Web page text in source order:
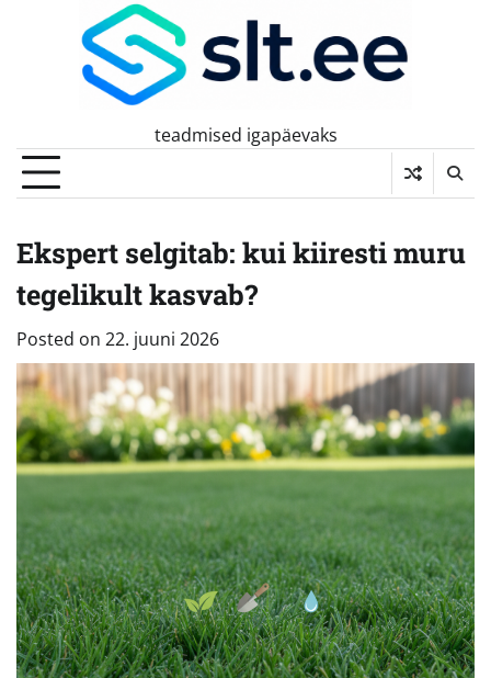
teadmised igapäevaks
Ekspert selgitab: kui kiiresti muru
tegelikult kasvab?
Posted on 22. juuni 2026